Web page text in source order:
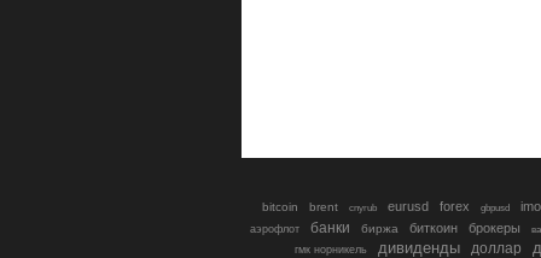
bitcoin brent cnyrub eurusd forex gbpusd
аэрофлот банки биржа биткоин брокеры
гмк норникель
дивиденды доллар